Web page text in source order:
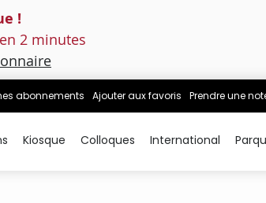
!
2 minutes
abonnements Ajouter aux favoris Prendre une
Kiosque Colloques International